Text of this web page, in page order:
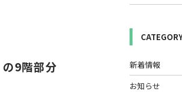
9階部分
新着情報
お知らせ